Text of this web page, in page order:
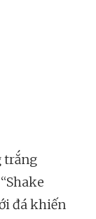
trắng
đá khiến